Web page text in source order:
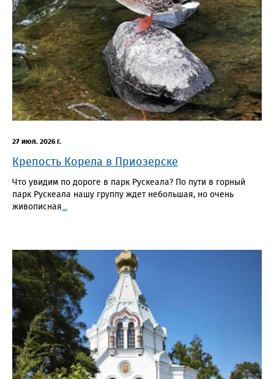
27 июл. 2026 г.
Крепость Корела в Приозерске
Что увидим по дороге в парк Рускеала? По пути в горный
парк Рускеала нашу группу ждет небольшая, но очень
живописная